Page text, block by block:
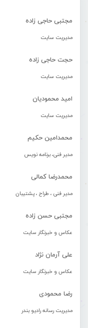
مجتبی حاجی زاده
مدیریت سایت
حجت حاجی زاده
مدیریت سایت
امید محمودیان
مدیریت سایت
محمدامین حکیم
مدیر فنی، برنامه نویس
محمدرضا کمالی
مدیر فنی ، طراح ، پشتیبان
مجتبی حسن زاده
عکاس و خبرنگار سایت
علی آرمان نژاد
عکاس و خبرنگار سایت
رضا محمودی
مدیریت رسانه رادیو بندر